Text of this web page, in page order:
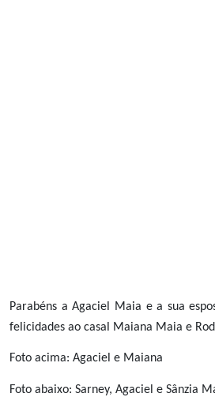
Parabéns a Agaciel Maia e a sua
felicidades ao casal Maiana Maia e
Foto acima: Agaciel e Maiana
Foto abaixo: Sarney, Agaciel e Sânzia